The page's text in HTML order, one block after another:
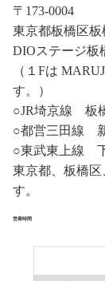
〒173-0004
東京都板橋区板
DIOステージ
（１Fは
す。）
○JR埼京線 板
○都営三田線
○東武東上線
東京都、板橋
す。
営業時間